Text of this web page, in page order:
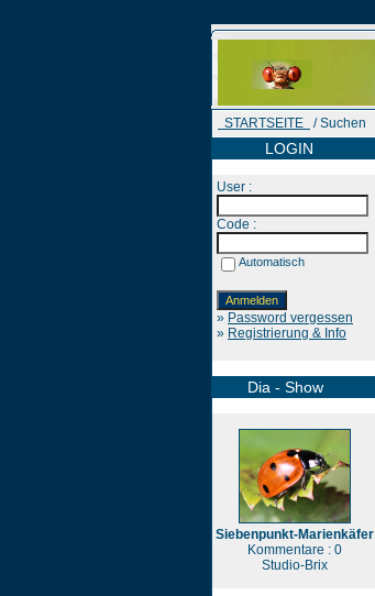
STARTSEITE / Suchen
LOGIN
User :
Code :
Automatisch
» Password vergessen
» Registrierung & Info
Dia - Show
Siebenpunkt-Marienkäfer
Kommentare : 0
Studio-Brix